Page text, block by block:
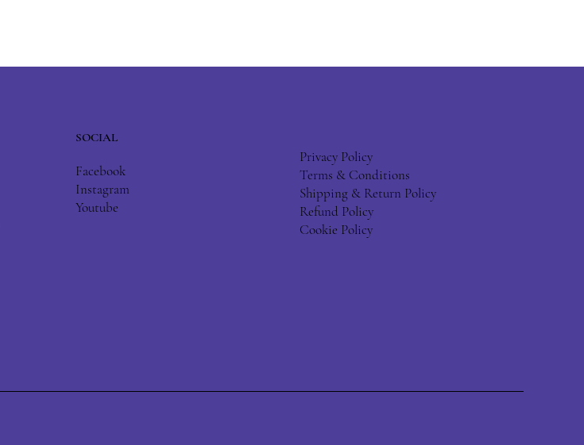
SOCIAL
Facebook
Instagram
Youtube
Privacy Policy
Terms & Conditions
Shipping & Return Policy
Refund Policy
Cookie Policy